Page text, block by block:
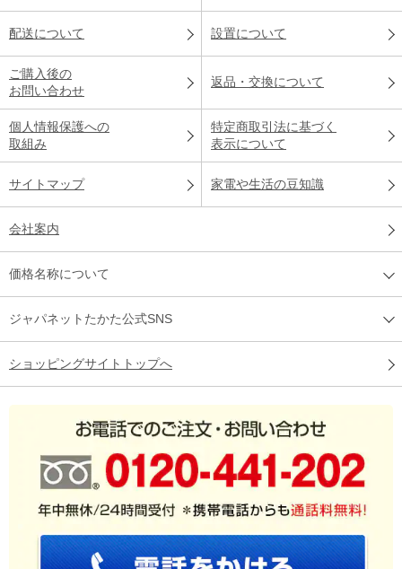
配送について 設置について
ご購入後の
お問い合わせ
返品・交換について
個人情報保護への
取組み
特定商取引法に基づく
表示について
サイトマップ 家電や生活の豆知識
会社案内
価格名称について
ジャパネットたかた公式SNS
ショッピングサイトトップへ